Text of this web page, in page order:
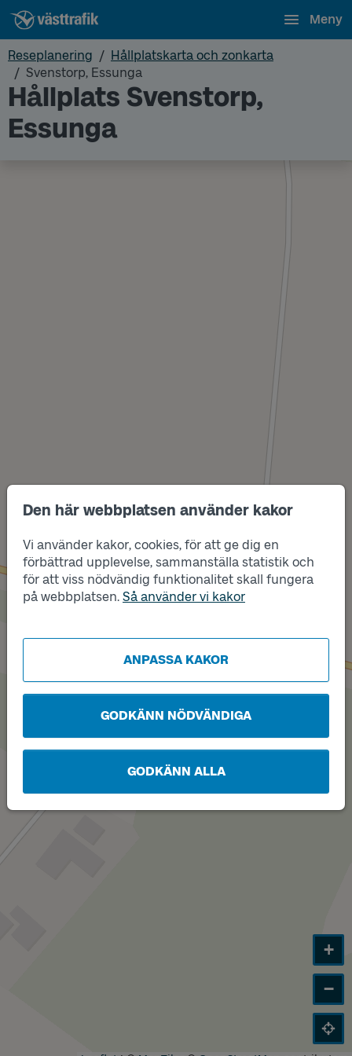
Den här webbplatsen använder kakor
Vi använder kakor, cookies, för att ge dig en
förbättrad upplevelse, sammanställa statistik och
för att viss nödvändig funktionalitet skall fungera
på webbplatsen. Så använder vi kakor
ANPASSA KAKOR
GODKÄNN NÖDVÄNDIGA
GODKÄNN ALLA
Meny
Reseplanering
Hållplatskarta och zonkarta
Svenstorp, Essunga
Hållplats Svenstorp,
Essunga
Läge
A
Läge
B
+
−